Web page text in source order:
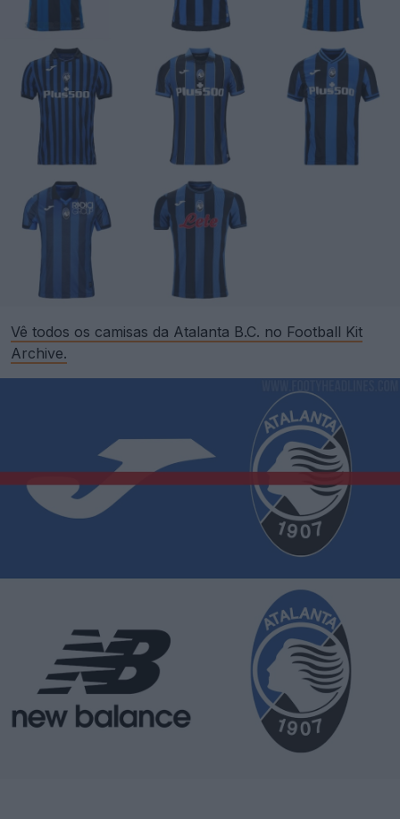
Vê todos os camisas da Atalanta B.C. no Football Kit
Archive.